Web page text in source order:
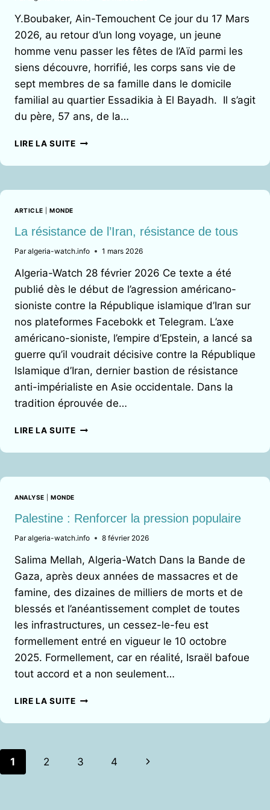
Y.Boubaker, Ain-Temouchent Ce jour du 17 Mars
2026, au retour d’un long voyage, un jeune
homme venu passer les fêtes de l’Aïd parmi les
siens découvre, horrifié, les corps sans vie de
sept membres de sa famille dans le domicile
familial au quartier Essadikia à El Bayadh. Il s’agit
du père, 57 ans, de la…
LIRE LA SUITECHRONIQUES
ANNÉES
/
MONOXYDE
CARBONE
:
QUI
SONT
LES
VÉRITABLES
?
ARTICLE MONDE
La résistance de l’Iran, résistance de tous
Par algeria-watch.info 1 mars 2026
Algeria-Watch 28 février 2026 Ce texte a été
publié dès le début de l’agression américano-
sioniste contre la République islamique d’Iran sur
nos plateformes Facebokk et Telegram. L’axe
américano-sioniste, l’empire d’Epstein, a lancé sa
guerre qu’il voudrait décisive contre la République
Islamique d’Iran, dernier bastion de résistance
anti-impérialiste en Asie occidentale. Dans la
tradition éprouvée de…
LIRE LA SUITELA
DE
RÉSISTANCE
ANALYSE MONDE
Palestine : Renforcer la pression populaire
Par algeria-watch.info 8 février 2026
Salima Mellah, Algeria-Watch Dans la Bande de
Gaza, après deux années de massacres et de
famine, des dizaines de milliers de morts et de
blessés et l’anéantissement complet de toutes
les infrastructures, un cessez-le-feu est
formellement entré en vigueur le 10 octobre
2025. Formellement, car en réalité, Israël bafoue
tout accord et a non seulement…
LIRE LA SUITEPALESTINE :
LA
Navigation
de
1 2 3 4
Page